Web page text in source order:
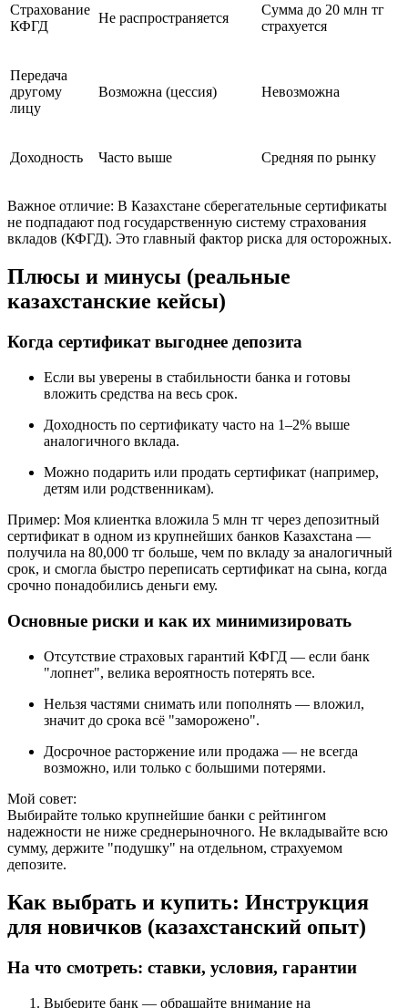
Страхование
КФГД
Не распространяется
Сумма до 20 млн тг
страхуется
Передача
другому
лицу
Возможна (цессия) Невозможна
Доходность Часто выше Средняя по рынку
Важное отличие: В Казахстане сберегательные сертификаты
не подпадают под государственную систему страхования
вкладов (КФГД). Это главный фактор риска для осторожных.
Плюсы и минусы (реальные
казахстанские кейсы)
Когда сертификат выгоднее депозита
Если вы уверены в стабильности банка и готовы
вложить средства на весь срок.
Доходность по сертификату часто на 1–2% выше
аналогичного вклада.
Можно подарить или продать сертификат (например,
детям или родственникам).
Пример: Моя клиентка вложила 5 млн тг через депозитный
сертификат в одном из крупнейших банков Казахстана —
получила на 80,000 тг больше, чем по вкладу за аналогичный
срок, и смогла быстро переписать сертификат на сына, когда
срочно понадобились деньги ему.
Основные риски и как их минимизировать
Отсутствие страховых гарантий КФГД — если банк
"лопнет", велика вероятность потерять все.
Нельзя частями снимать или пополнять — вложил,
значит до срока всё "заморожено".
Досрочное расторжение или продажа — не всегда
возможно, или только с большими потерями.
Мой совет:
Выбирайте только крупнейшие банки с рейтингом
надежности не ниже среднерыночного. Не вкладывайте всю
сумму, держите "подушку" на отдельном, страхуемом
депозите.
Как выбрать и купить: Инструкция
для новичков (казахстанский опыт)
На что смотреть: ставки, условия, гарантии
Выберите банк — обращайте внимание на